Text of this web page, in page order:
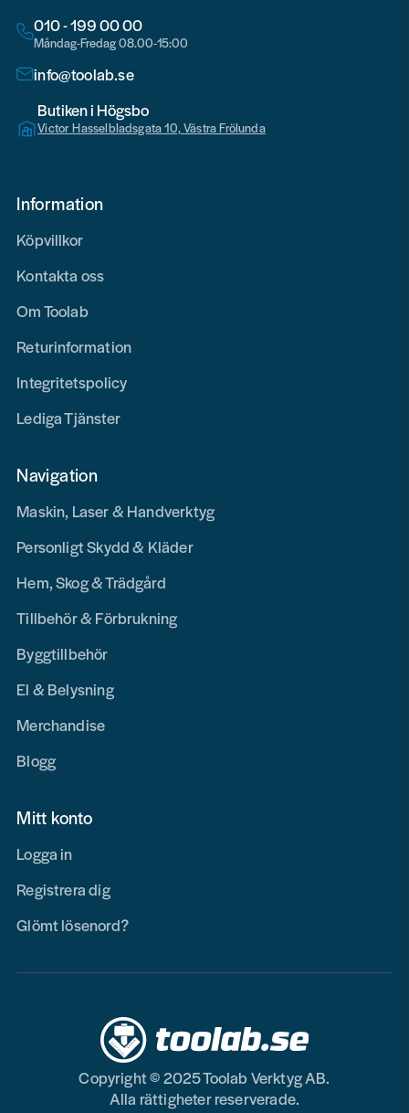
010 - 199 00 00
Måndag-Fredag 08.00-15:00
info@toolab.se
Butiken i Högsbo
Victor Hasselbladsgata 10, Västra Frölunda
Information
Köpvillkor
Kontakta oss
Om Toolab
Returinformation
Integritetspolicy
Lediga Tjänster
Navigation
Maskin, Laser & Handverktyg
Personligt Skydd & Kläder
Hem, Skog & Trädgård
Tillbehör & Förbrukning
Byggtillbehör
El & Belysning
Merchandise
Blogg
Mitt konto
Logga in
Registrera dig
Glömt lösenord?
Copyright © 2025 Toolab Verktyg AB.
Alla rättigheter reserverade.